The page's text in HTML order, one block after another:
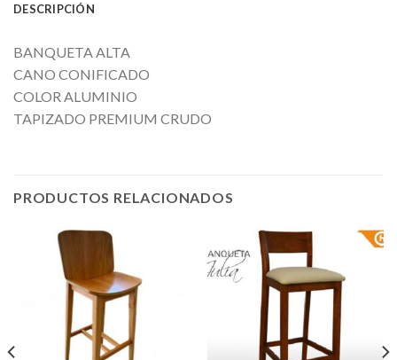
DESCRIPCIÓN
BANQUETA ALTA
CANO CONIFICADO
COLOR ALUMINIO
TAPIZADO PREMIUM CRUDO
PRODUCTOS RELACIONADOS